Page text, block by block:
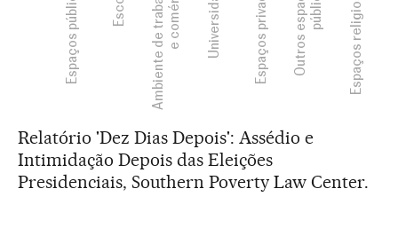
Relatório 'Dez Dias Depois': Assédio e
Intimidação Depois das Eleições
Presidenciais, Southern Poverty Law Center.